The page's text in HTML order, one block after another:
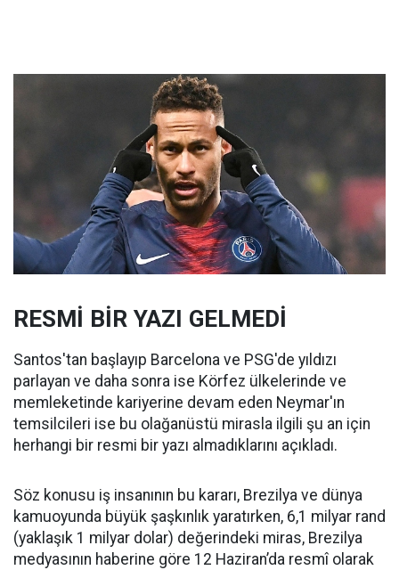
RESMİ BİR YAZI GELMEDİ
Santos'tan başlayıp Barcelona ve PSG'de yıldızı
parlayan ve daha sonra ise Körfez ülkelerinde ve
memleketinde kariyerine devam eden Neymar'ın
temsilcileri ise bu olağanüstü mirasla ilgili şu an için
herhangi bir resmi bir yazı almadıklarını açıkladı.
Söz konusu iş insanının bu kararı, Brezilya ve dünya
kamuoyunda büyük şaşkınlık yaratırken, 6,1 milyar rand
(yaklaşık 1 milyar dolar) değerindeki miras, Brezilya
medyasının haberine göre 12 Haziran’da resmî olarak